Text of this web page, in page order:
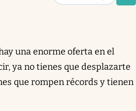
una enorme oferta en el
ya no tienes que desplazarte
que rompen récords y tienen